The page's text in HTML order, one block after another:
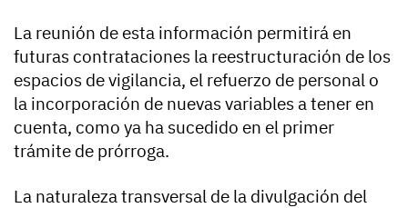
La reunión de esta información permitirá en
futuras contrataciones la reestructuración de los
espacios de vigilancia, el refuerzo de personal o
la incorporación de nuevas variables a tener en
cuenta, como ya ha sucedido en el primer
trámite de prórroga.
La naturaleza transversal de la divulgación del